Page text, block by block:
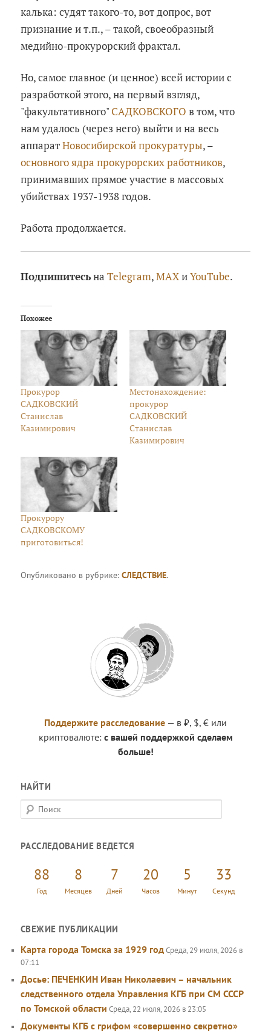
калька: судят такого-то, вот допрос, вот
признание и т.п., – такой, своеобразный
медийно-прокурорский фрактал.
Но, самое главное (и ценное) всей истории с
разработкой этого, на первый взгляд,
"факультативного" САДКОВСКОГО в том, что
нам удалось (через него) выйти и на весь
аппаратНовосибирской прокуратуры, –
основного ядра прокурорских работников,
принимавших прямое участие в массовых
убийствах 1937-1938 годов.
Работа продолжается.
ПодпишитесьнаTelegram,MAXиYouTube.
Похожее
Прокурор
САДКОВСКИЙ
Станислав
Казимирович
Местонахождение:
прокурор
САДКОВСКИЙ
Станислав
Казимирович
Прокурору
САДКОВСКОМУ
приготовиться!
Опубликовано в рубрике:СЛЕДСТВИЕ.
Поддержите расследование — в ₽, $, € или
криптовалюте: с вашей поддержкой сделаем
больше!
НАЙТИ
П
о
с
РАССЛЕДОВАНИЕ ВЕДЕТСЯ
88
Год
8
Месяцев
7
Дней
20
Часов
5
Минут
34
Секунд
СВЕЖИЕ ПУБЛИКАЦИИ
Карта города Томска за 1929 годСреда, 29 июля, 2026 в
07:11
Досье: ПЕЧЕНКИН Иван Николаевич – начальник
следственного отдела Управления КГБ при СМ СССР
по Томской области Среда, 22 июля, 2026 в 23:05
Документы КГБ с грифом «совершенно секретно»